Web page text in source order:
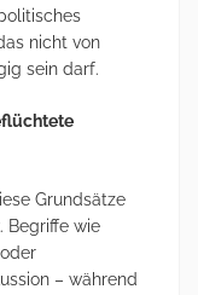
nicht von
sein darf.
Grundsätze
Begriffe wie
– während